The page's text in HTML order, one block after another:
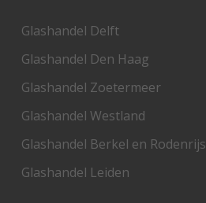
Glashandel Delft
Glashandel Den Haag
Glashandel Zoetermeer
Glashandel Westland
Glashandel Berkel en Rodenrijs
Glashandel Leiden